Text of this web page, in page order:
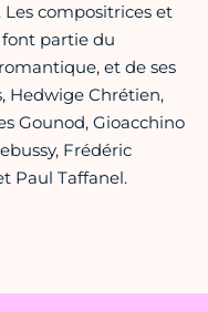
compositrices et
partie du
et de ses
Hedwige Chrétien,
Gounod, Gioacchino
Frédéric
Paul Taffanel.